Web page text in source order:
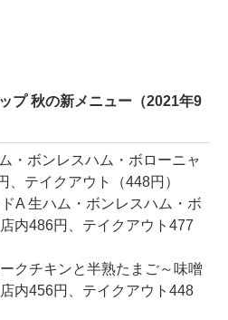
プ 秋の新メニュー（2021年9
・ボンレスハム・ボローニャ
、テイクアウト（448円）
A 生ハム・ボンレスハム・ボ
内486円、テイクアウト477
クチキンと半熟たまご～味噌
内456円、テイクアウト448